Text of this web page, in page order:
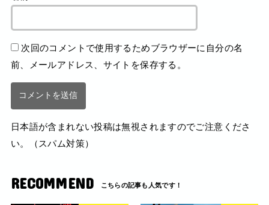
次回のコメントで使用するためブラウザーに自分の名
前、メールアドレス、サイトを保存する。
日本語が含まれない投稿は無視されますのでご注意くださ
い。（スパム対策）
RECOMMEND